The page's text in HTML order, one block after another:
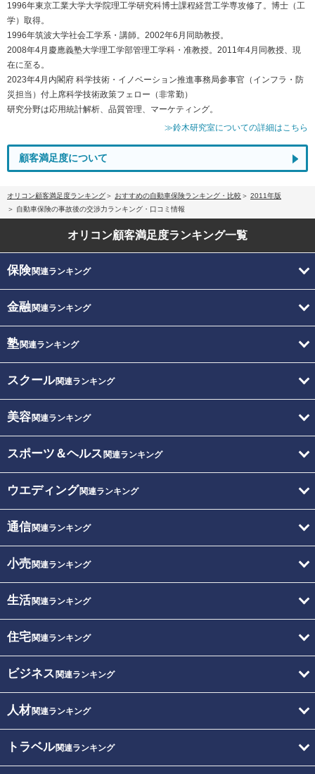
1996年東京工業大学大学院理工学研究科博士課程経営工学専攻修了。博士（工
学）取得。
1996年筑波大学社会工学系・講師。2002年6月同助教授。
2008年4月慶應義塾大学理工学部管理工学科・准教授。2011年4月同教授、現
在に至る。
2023年4月内閣府 科学技術・イノベーション推進事務局参事官（インフラ・防
災担当）付上席科学技術政策フェロー（非常勤）
研究分野は応用統計解析、品質管理、マーケティング。
≫鈴木研究室についての詳細はこちら
顧客満足度について
オリコン顧客満足度ランキング おすすめの自動車保険ランキング・比較
2011年版
自動車保険の事故後の交渉力ランキング・口コミ情報
オリコン顧客満足度ランキング一覧
保険関連ランキング
金融関連ランキング
塾関連ランキング
スクール関連ランキング
美容関連ランキング
スポーツ＆ヘルス 関連ランキング
ウエディング関連ランキング
通信関連ランキング
小売関連ランキング
生活関連ランキング
住宅関連ランキング
ビジネス 関連ランキング
人材関連ランキング
トラベル関連ランキング